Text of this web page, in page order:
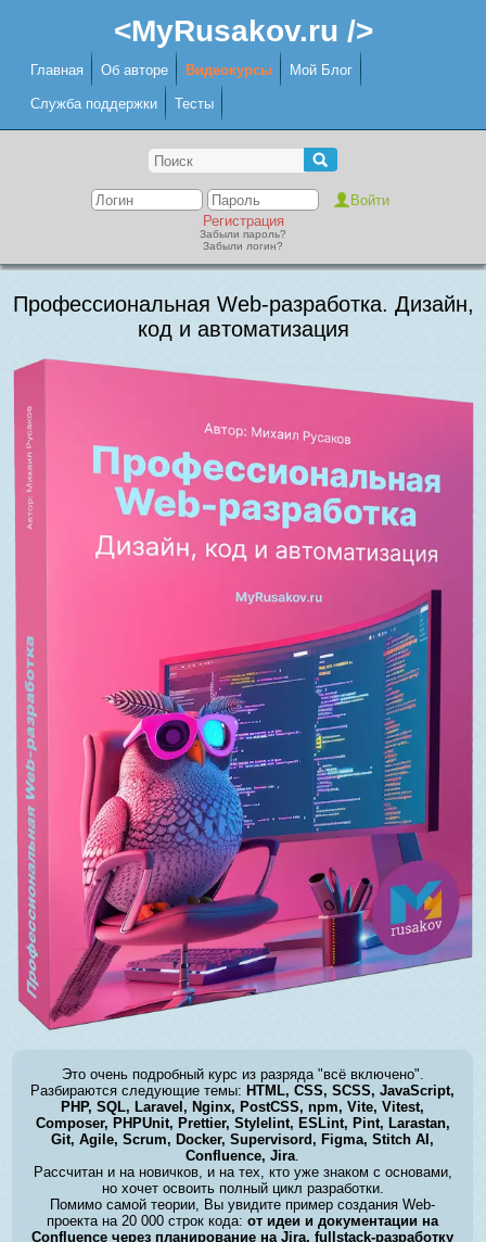
<MyRusakov.ru />
Главная Об авторе Видеокурсы Мой Блог
Служба поддержки Тесты
Регистрация
Забыли пароль?
Забыли логин?
Профессиональная Web-разработка. Дизайн,
код и автоматизация
Это очень подробный курс из разряда "всё включено".
Разбираются следующие темы: HTML, CSS, SCSS, JavaScript,
PHP, SQL, Laravel, Nginx, PostCSS, npm, Vite, Vitest,
Composer, PHPUnit, Prettier, Stylelint, ESLint, Pint, Larastan,
Git, Agile, Scrum, Docker, Supervisord, Figma, Stitch AI,
Confluence, Jira.
Рассчитан и на новичков, и на тех, кто уже знаком с основами,
но хочет освоить полный цикл разработки.
Помимо самой теории, Вы увидите пример создания Web-
проекта на 20 000 строк кода:от идеи и документации на
Confluence через планирование на Jira, fullstack-разработку